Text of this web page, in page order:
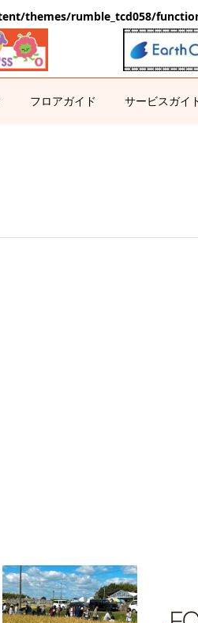
themes/rumble_tcd058/
フロアガイド サービスガイ